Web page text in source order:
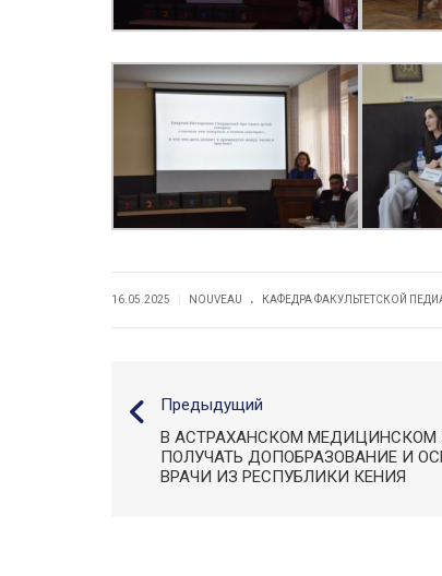
16.05.2025 NOUVEAU . КАФЕДРА ФАКУЛЬТЕТСКОЙ
Предыдущий
В АСТРАХАНСКОМ МЕДИЦИНСКОМ
ПОЛУЧАТЬ ДОПОБРАЗОВАНИЕ И
ВРАЧИ ИЗ РЕСПУБЛИКИ КЕНИЯ